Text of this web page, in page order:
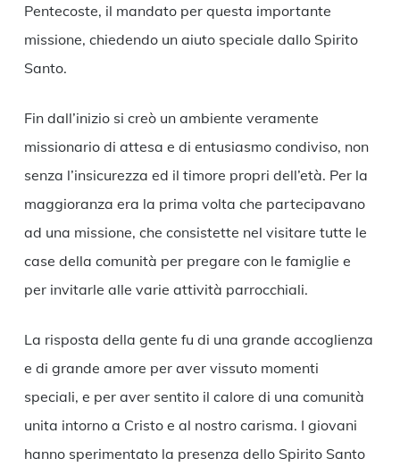
Pentecoste, il mandato per questa importante
missione, chiedendo un aiuto speciale dallo Spirito
Santo.
Fin dall’inizio si creò un ambiente veramente
missionario di attesa e di entusiasmo condiviso, non
senza l’insicurezza ed il timore propri dell’età. Per la
maggioranza era la prima volta che partecipavano
ad una missione, che consistette nel visitare tutte le
case della comunità per pregare con le famiglie e
per invitarle alle varie attività parrocchiali.
La risposta della gente fu di una grande accoglienza
e di grande amore per aver vissuto momenti
speciali, e per aver sentito il calore di una comunità
unita intorno a Cristo e al nostro carisma. I giovani
hanno sperimentato la presenza dello Spirito Santo